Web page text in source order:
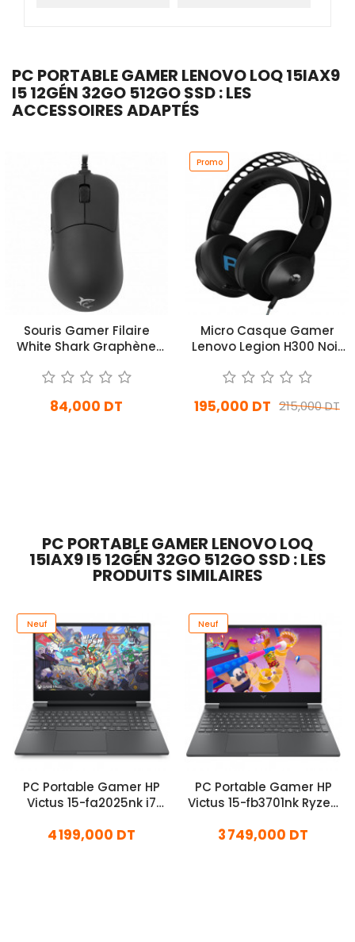
PC PORTABLE GAMER LENOVO LOQ 15IAX9
I5 12GÉN 32GO 512GO SSD : LES
ACCESSOIRES ADAPTÉS
Souris Gamer Filaire
White Shark Graphène
84,000 DT
Promo
Micro Casque Gamer
Lenovo Legion H300 Noir
215,000 DT
195,000 DT
PC PORTABLE GAMER LENOVO LOQ
15IAX9 I5 12GÉN 32GO 512GO SSD : LES
PRODUITS SIMILAIRES
Neuf
PC Portable Gamer HP
Victus 15-fa2025nk i7
4 199,000 DT
Neuf
PC Portable Gamer HP
Victus 15-fb3701nk Ryzen
Windows 11
3 749,000 DT